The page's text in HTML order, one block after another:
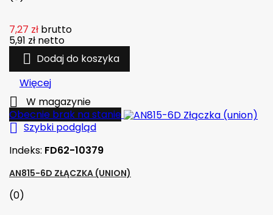
7,27 zł brutto
5,91 zł netto
 Dodaj do koszyka
Więcej

W magazynie
Obecnie brak na stanie
 Szybki podgląd
Indeks: FD62-10379
AN815-6D ZŁĄCZKA (UNION)
(0)